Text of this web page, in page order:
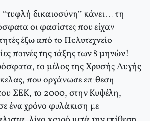
δικαιοσύνη” κάνει… τη
οι φασίστες που είχαν
έξω από το Πολυτεχνείο
ποινές της τάξης των 8 μηνών!
το μέλος της Χρυσής Αυγής
που οργάνωσε επίθεση
ΣΕΚ, το 2000, στην Κυψέλη,
ένα χρόνο φυλάκιση με